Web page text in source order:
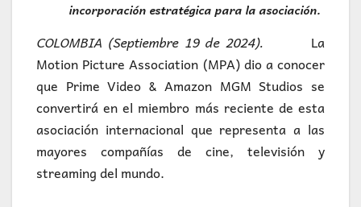
incorporación estratégica para la asociación.
COLOMBIA (Septiembre 19 de 2024). La
Motion Picture Association (MPA) dio a conocer
que Prime Video & Amazon MGM Studios se
convertirá en el miembro más reciente de esta
asociación internacional que representa a las
mayores compañías de cine, televisión y
streaming del mundo.